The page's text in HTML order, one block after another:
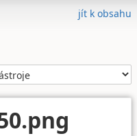
jít k obsahu